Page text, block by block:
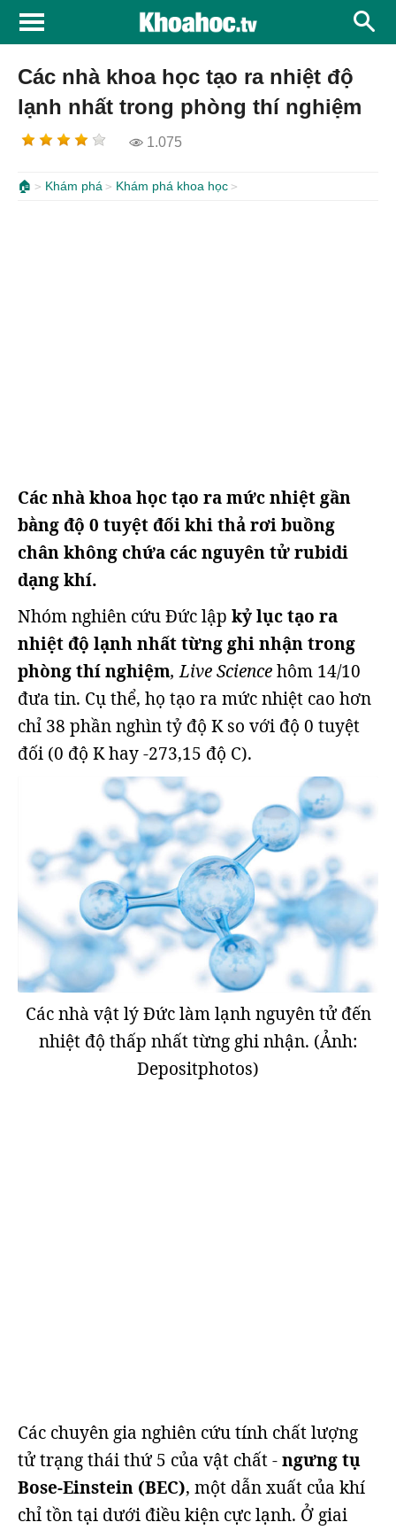
Các nhà khoa học tạo ra nhiệt độ
lạnh nhất trong phòng thí nghiệm
1.075
🏠 Khám phá Khám phá khoa học
Các nhà khoa học tạo ra mức nhiệt gần
bằng độ 0 tuyệt đối khi thả rơi buồng
chân không chứa các nguyên tử rubidi
dạng khí.
Nhóm nghiên cứu Đức lập kỷ lục tạo ra
nhiệt độ lạnh nhất từng ghi nhận trong
phòng thí nghiệm, Live Sciencehôm 14/10
đưa tin. Cụ thể, họ tạo ra mức nhiệt cao hơn
chỉ 38 phần nghìn tỷ độ K so với độ 0 tuyệt
đối (0 độ K hay -273,15 độ C).
Các nhà vật lý Đức làm lạnh nguyên tử đến
nhiệt độ thấp nhất từng ghi nhận. (Ảnh:
Depositphotos)
Các chuyên gia nghiên cứu tính chất lượng
tử trạng thái thứ 5 của vật chất -ngưng tụ
Bose-Einstein (BEC), một dẫn xuất của khí
chỉ tồn tại dưới điều kiện cực lạnh. Ở giai